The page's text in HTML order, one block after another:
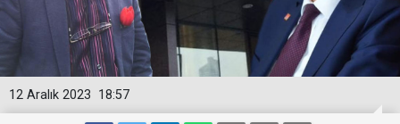
18:57
12 Aralık 2023